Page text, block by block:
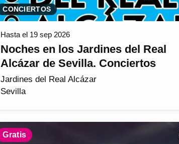
CONCIERTOS
Hasta el 19 sep 2026
Noches en los Jardines del Real
Alcázar de Sevilla. Conciertos
Jardines del Real Alcázar
Sevilla
Gratis